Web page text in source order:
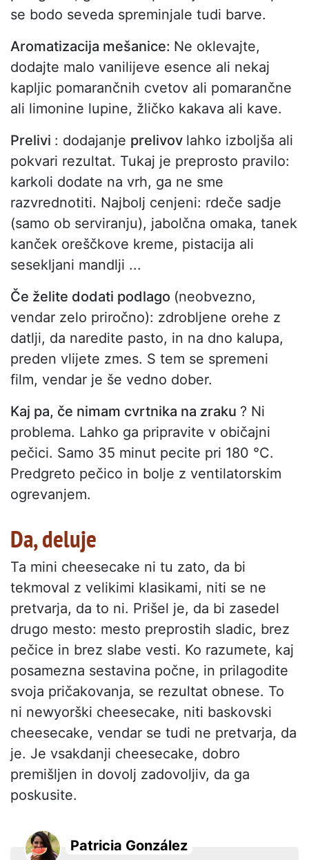
se bodo seveda spreminjale tudi barve.
Aromatizacija mešanice: Ne oklevajte,
dodajte malo vanilijeve esence ali nekaj
kapljic pomarančnih cvetov ali pomarančne
ali limonine lupine, žličko kakava ali kave.
Prelivi : dodajanje prelivov lahko izboljša ali
pokvari rezultat. Tukaj je preprosto pravilo:
karkoli dodate na vrh, ga ne sme
razvrednotiti. Najbolj cenjeni: rdeče sadje
(samo ob serviranju), jabolčna omaka, tanek
kanček oreščkove kreme, pistacija ali
sesekljani mandlji ...
Če želite dodati podlago (neobvezno,
vendar zelo priročno): zdrobljene orehe z
datlji, da naredite pasto, in na dno kalupa,
preden vlijete zmes. S tem se spremeni
film, vendar je še vedno dober.
Kaj pa, če nimam cvrtnika na zraku ? Ni
problema. Lahko ga pripravite v običajni
pečici. Samo 35 minut pecite pri 180 °C.
Predgreto pečico in bolje z ventilatorskim
ogrevanjem.
Da, deluje
Ta mini cheesecake ni tu zato, da bi
tekmoval z velikimi klasikami, niti se ne
pretvarja, da to ni. Prišel je, da bi zasedel
drugo mesto: mesto preprostih sladic, brez
pečice in brez slabe vesti. Ko razumete, kaj
posamezna sestavina počne, in prilagodite
svoja pričakovanja, se rezultat obnese. To
ni newyorški cheesecake, niti baskovski
cheesecake, vendar se tudi ne pretvarja, da
je. Je vsakdanji cheesecake, dobro
premišljen in dovolj zadovoljiv, da ga
poskusite.
Patricia González